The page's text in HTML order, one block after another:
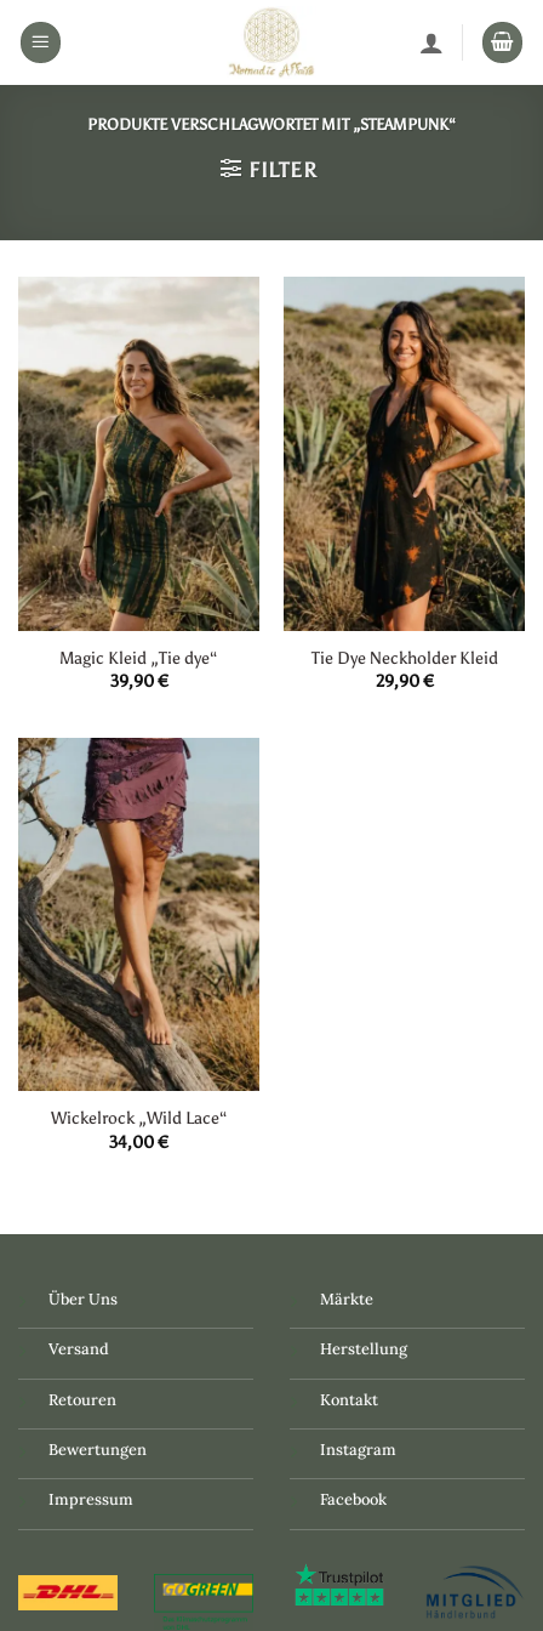
Inhalt
PRODUKTE VERSCHLAGWORTET MIT „STEAMPUNK“
FILTER
Magic Kleid „Tie dye“
39,90€
Tie Dye Neckholder Kleid
29,90€
Wickelrock „Wild Lace“
34,00€
Über Uns
Versand
Retouren
Bewertungen
Impressum
Märkte
Herstellung
Kontakt
Instagram
Facebook